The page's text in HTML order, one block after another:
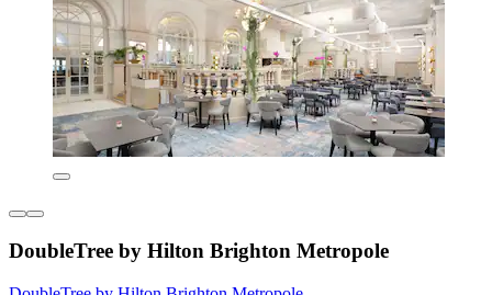
DoubleTree by Hilton Brighton Metropole